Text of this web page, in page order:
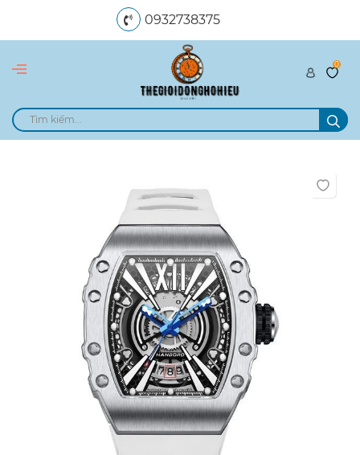
0932738375
dangngocle89@gmail.com
0